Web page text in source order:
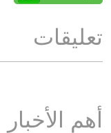
تعليقات
أهم الأخبار